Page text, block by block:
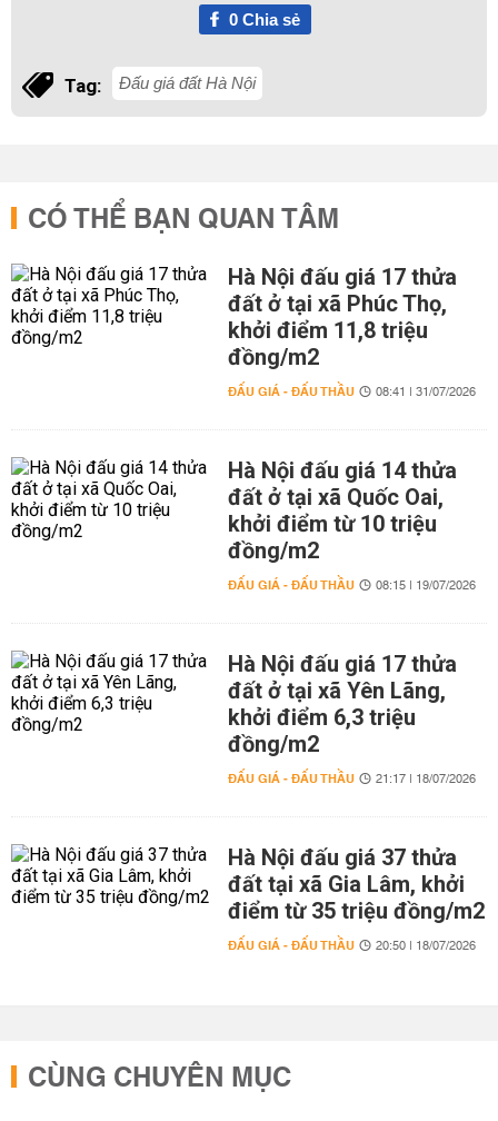
0Chia sẻ
Tag: Đấu giá đất Hà Nội
CÓ THỂ BẠN QUAN TÂM
Hà Nội đấu giá 17 thửa
đất ở tại xã Phúc Thọ,
khởi điểm 11,8 triệu
đồng/m2
ĐẤU GIÁ - ĐẤU THẦU 08:41 | 31/07/2026
Hà Nội đấu giá 14 thửa
đất ở tại xã Quốc Oai,
khởi điểm từ 10 triệu
đồng/m2
ĐẤU GIÁ - ĐẤU THẦU 08:15 | 19/07/2026
Hà Nội đấu giá 17 thửa
đất ở tại xã Yên Lãng,
khởi điểm 6,3 triệu
đồng/m2
ĐẤU GIÁ - ĐẤU THẦU 21:17 | 18/07/2026
Hà Nội đấu giá 37 thửa
đất tại xã Gia Lâm, khởi
điểm từ 35 triệu đồng/m2
ĐẤU GIÁ - ĐẤU THẦU 20:50 | 18/07/2026
CÙNG CHUYÊN MỤC